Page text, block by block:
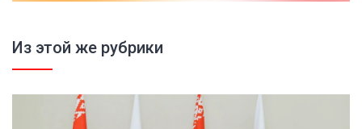
Из этой же рубрики